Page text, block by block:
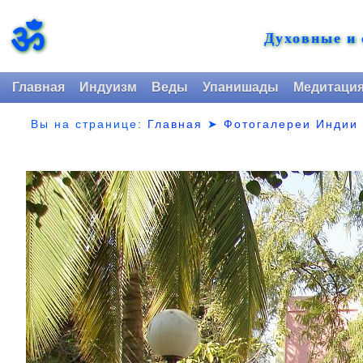
ॐ Духовные и
Главная Индуизм Веды Упанишады
Вы на странице: Главная ➤Фотогалереи Индии